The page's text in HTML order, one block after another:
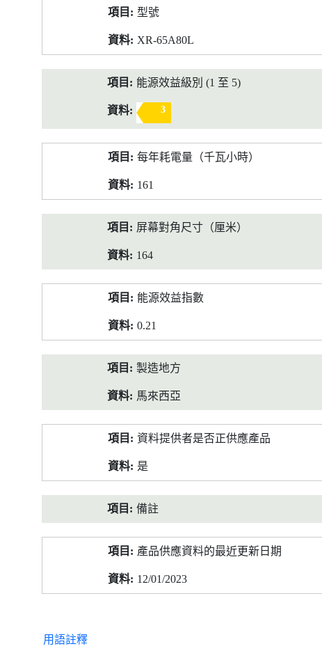
型號
XR-65A80L
能源效益級別 (1 至 5)
3
每年耗電量（千瓦小時）
161
屏幕對角尺寸（厘米）
164
能源效益指數
0.21
製造地方
馬來西亞
資料提供者是否正供應產品
是
備註
產品供應資料的最近更新日期
12/01/2023
用語註釋